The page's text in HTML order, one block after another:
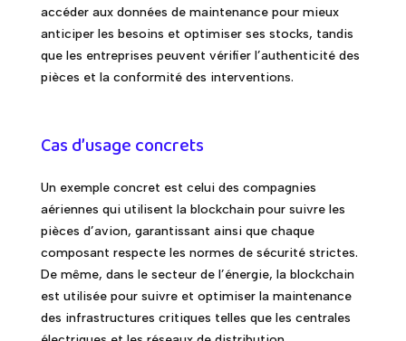
accéder aux données de maintenance pour mieux
anticiper les besoins et optimiser ses stocks, tandis
que les entreprises peuvent vérifier l’authenticité des
pièces et la conformité des interventions.
Cas d’usage concrets
Un exemple concret est celui des compagnies
aériennes qui utilisent la blockchain pour suivre les
pièces d’avion, garantissant ainsi que chaque
composant respecte les normes de sécurité strictes.
De même, dans le secteur de l’énergie, la blockchain
est utilisée pour suivre et optimiser la maintenance
des infrastructures critiques telles que les centrales